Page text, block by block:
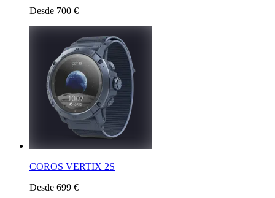
Desde 700 €
COROS VERTIX 2S
Desde 699 €